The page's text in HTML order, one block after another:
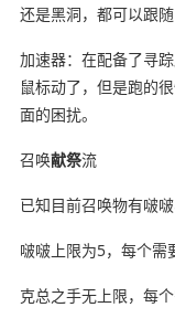
还是黑洞，都可以跟随
加速器：在配备了寻
鼠标动了，但是跑的
面的困扰。
召唤献祭流
已知目前召唤物有啵
啵啵上限为5，每个需
克总之手无上限，每